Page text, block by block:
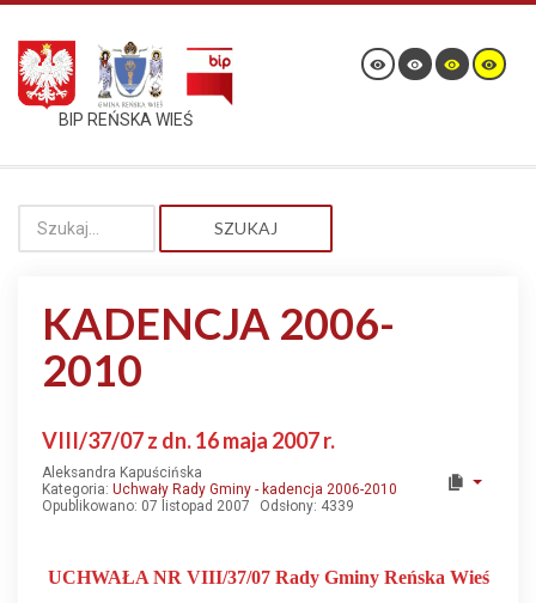
BIP REŃSKA WIEŚ
SZUKAJ
KADENCJA 2006-
2010
VIII/37/07 z dn. 16 maja 2007 r.
Aleksandra Kapuścińska
Kategoria: Uchwały Rady Gminy - kadencja 2006-2010
Opublikowano: 07 listopad 2007
Odsłony: 4339
UCHWAŁA NR VIII/37/07 Rady Gminy Reńska Wieś